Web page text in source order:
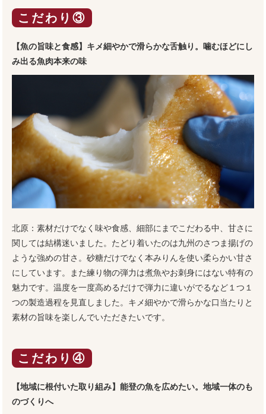
こだわり③
【魚の旨味と食感】キメ細やかで滑らかな舌触り。噛むほどにし
み出る魚肉本来の味
北原：素材だけでなく味や食感、細部にまでこだわる中、甘さに
関しては結構迷いました。たどり着いたのは九州のさつま揚げの
ような強めの甘さ。砂糖だけでなく本みりんを使い柔らかい甘さ
にしています。また練り物の弾力は煮魚やお刺身にはない特有の
魅力です。温度を一度高めるだけで弾力に違いがでるなど１つ１
つの製造過程を見直しました。キメ細やかで滑らかな口当たりと
素材の旨味を楽しんでいただきたいです。
こだわり④
【地域に根付いた取り組み】能登の魚を広めたい。地域一体のも
のづくりへ